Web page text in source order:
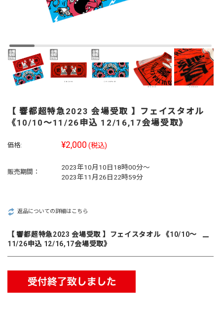
【 響都超特急2023 会場受取 】フェイスタオル
《10/10～11/26申込 12/16,17会場受取》
価格: ¥2,000 (税込)
販売期間：
2023年10月10日18時00分～
2023年11月26日22時59分
返品についての詳細はこちら
【 響都超特急2023 会場受取 】フェイスタオル 《10/10～
11/26申込 12/16,17会場受取》